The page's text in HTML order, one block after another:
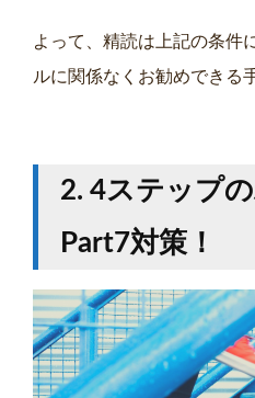
よって、精読は上記の条件
ルに関係なくお勧めできる
2. 4ステップ
Part7対策！